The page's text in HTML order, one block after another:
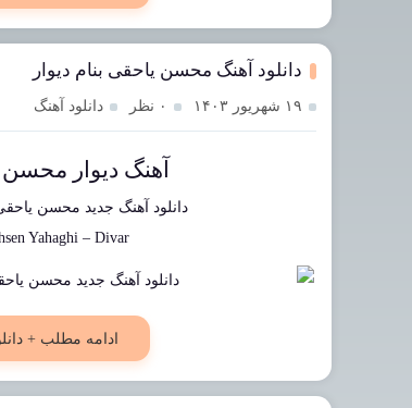
دانلود آهنگ محسن یاحقی بنام دیوار
۱۹ شهریور ۱۴۰۳ ۰ نظر دانلود آهنگ
آهنگ دیوار
دانلود آهنگ جدید محسن
Yahaghi –Divar
ادامه مطلب +